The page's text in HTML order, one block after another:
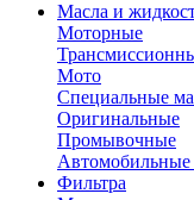
Масла и
Моторные
Мото
Специальные
Оригинальные
Промывочные
Автомобильные
Фильтра